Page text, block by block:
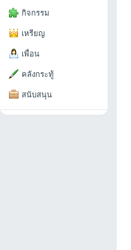
an
กิจกรรม
เหรียญ
เพื่อน
คลังกระทู้
สนับสนุน